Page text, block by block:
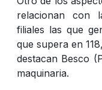
relacionan con
filiales las que
que supera en
destacan Besco
maquinaria.